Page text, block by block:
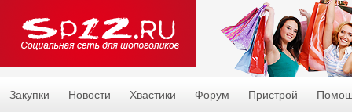
Закупки Новости Хвастики Форум Пристрой